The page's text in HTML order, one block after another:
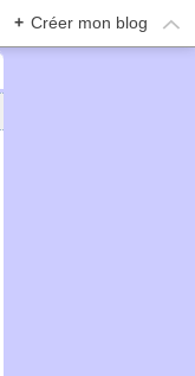
+ Créer mon blog